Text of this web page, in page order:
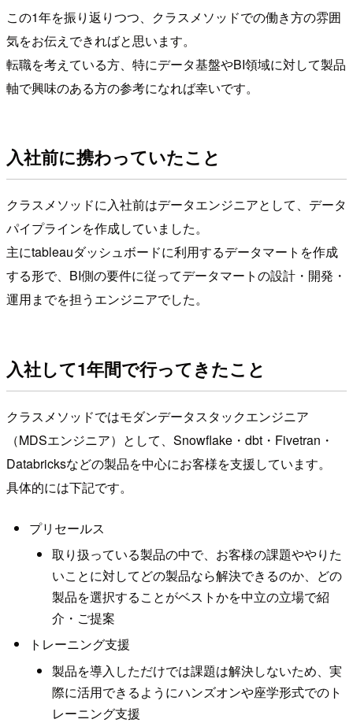
この1年を振り返りつつ、クラスメソッドでの働き方の雰囲
気をお伝えできればと思います。
転職を考えている方、特にデータ基盤やBI領域に対して製品
軸で興味のある方の参考になれば幸いです。
入社前に携わっていたこと
クラスメソッドに入社前はデータエンジニアとして、データ
パイプラインを作成していました。
主にtableauダッシュボードに利用するデータマートを作成
する形で、BI側の要件に従ってデータマートの設計・開発・
運用までを担うエンジニアでした。
入社して1年間で行ってきたこと
クラスメソッドではモダンデータスタックエンジニア
（MDSエンジニア）として、Snowflake・dbt・Fivetran・
Databricksなどの製品を中心にお客様を支援しています。
具体的には下記です。
プリセールス
取り扱っている製品の中で、お客様の課題ややりた
いことに対してどの製品なら解決できるのか、どの
製品を選択することがベストかを中立の立場で紹
介・ご提案
トレーニング支援
製品を導入しただけでは課題は解決しないため、実
際に活用できるようにハンズオンや座学形式でのト
レーニング支援